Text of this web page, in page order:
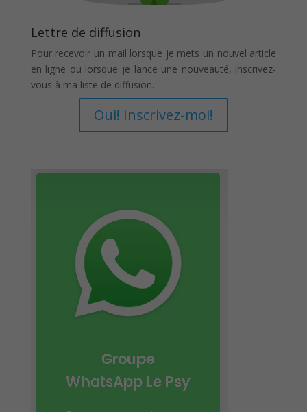
Lettre de diffusion
Pour recevoir un mail lorsque je mets un nouvel article
en ligne ou lorsque je lance une nouveauté, inscrivez-
vous à ma liste de diffusion.
Oui! Inscrivez-moi!